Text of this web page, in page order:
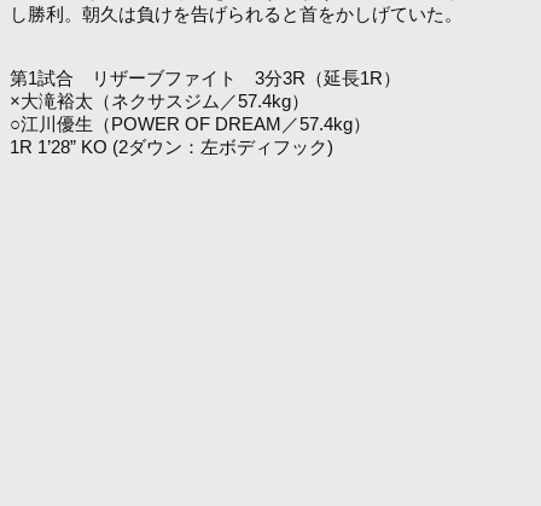
し勝利。朝久は負けを告げられると首をかしげていた。
第1試合 リザーブファイト 3分3R（延長1R）
×大滝裕太（ネクサスジム／57.4kg）
○江川優生（POWER OF DREAM／57.4kg）
1R 1’28” KO (2ダウン：左ボディフック)